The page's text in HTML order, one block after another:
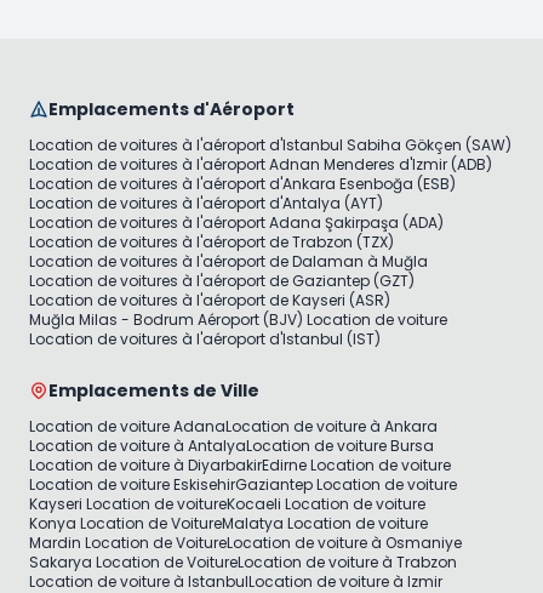
Emplacements d'Aéroport
Location de voitures à l'aéroport d'Istanbul Sabiha Gökçen (SAW)
Location de voitures à l'aéroport Adnan Menderes d'Izmir (ADB)
Location de voitures à l'aéroport d'Ankara Esenboğa (ESB)
Location de voitures à l'aéroport d'Antalya (AYT)
Location de voitures à l'aéroport Adana Şakirpaşa (ADA)
Location de voitures à l'aéroport de Trabzon (TZX)
Location de voitures à l'aéroport de Dalaman à Muğla
Location de voitures à l'aéroport de Gaziantep (GZT)
Location de voitures à l'aéroport de Kayseri (ASR)
Muğla Milas - Bodrum Aéroport (BJV) Location de voiture
Location de voitures à l'aéroport d'Istanbul (IST)
Emplacements de Ville
Location de voiture AdanaLocation de voiture à Ankara
Location de voiture à AntalyaLocation de voiture Bursa
Location de voiture à DiyarbakirEdirne Location de voiture
Location de voiture EskisehirGaziantep Location de voiture
Kayseri Location de voitureKocaeli Location de voiture
Konya Location de VoitureMalatya Location de voiture
Mardin Location de VoitureLocation de voiture à Osmaniye
Sakarya Location de VoitureLocation de voiture à Trabzon
Location de voiture à IstanbulLocation de voiture à Izmir